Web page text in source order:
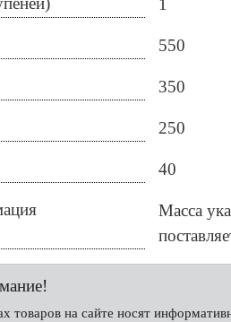
1
550
350
250
40
Масса
товаров на сайте носят